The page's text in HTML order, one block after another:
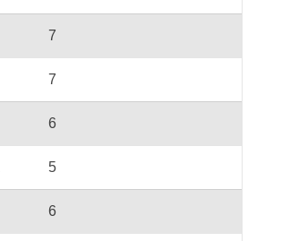
7
7
6
5
6